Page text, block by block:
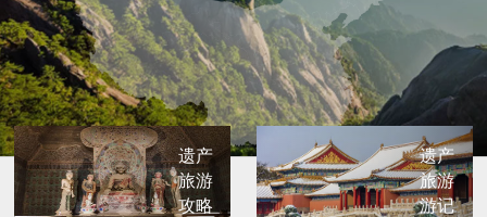
遗产
旅游
攻略
遗产
旅游
游记